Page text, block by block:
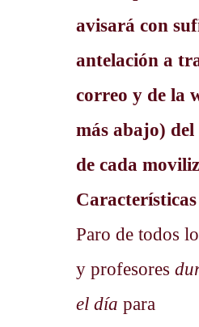
avisará con
antelación a
correo y de la
más abajo) del
de cada
Características
Paro de todos
y profesores
el día para